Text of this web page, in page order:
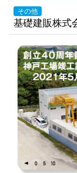
その他
基礎建販株式